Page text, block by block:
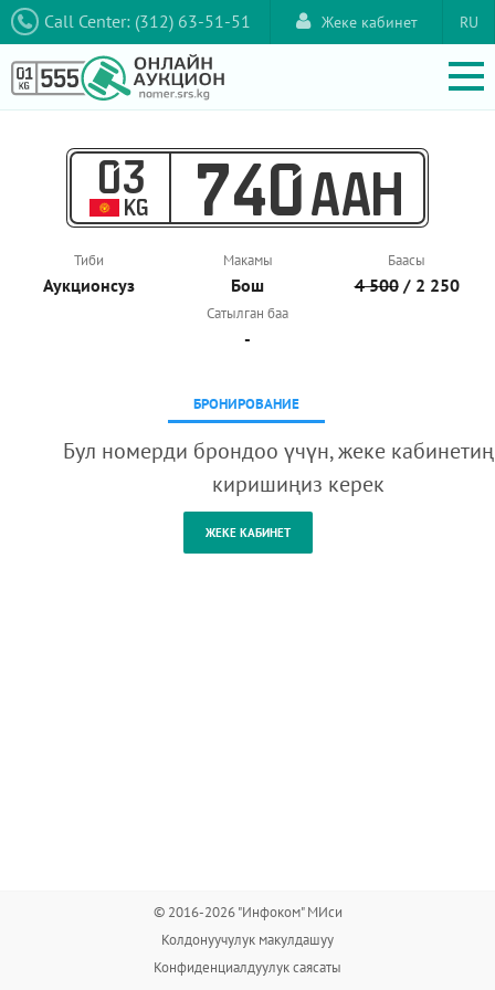
Call Center: (312) 63-51-51 RU
Жеке кабинет
03
KG 740 AAH
Тиби
Аукционcуз
Макамы
Бош
Баасы
4 500/ 2 250
Сатылган баа
-
БРОНИРОВАНИЕ
Бул номерди брондоо үчүн, жеке
киришиңиз керек
© 2016-2026 "Инфоком" МИси
Колдонуучулук макулдашуу
Конфиденциалдуулук саясаты